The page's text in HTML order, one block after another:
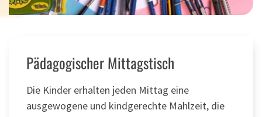
Pädagogischer Mittagstisch
Die Kinder erhalten jeden Mittag eine
ausgewogene und kindgerechte Mahlzeit, die